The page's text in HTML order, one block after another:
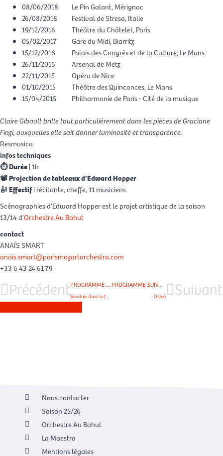
08/06/2018
Le Pin Galant, Mérignac
26/08/2018
Festival de Stresa, Italie
19/12/2016
Théâtre du Châtelet, Paris
05/02/2017
Gare du Midi, Biarritz
15/12/2016
Palais des Congrès et de la Culture, Le Mans
26/11/2016
Arsenal de Metz
22/11/2015
Opéra de Nice
01/10/2015
Théâtre des Quinconces, Le Mans
15/04/2015
Philharmonie de Paris - Cité de la musique
Claire Gibault brille tout particulièrement dans les pièces de Graciane
Finzi, auxquelles elle sait donner luminosité et transparence.
Resmusica
Graciane Finzi
infos techniques
⏱ Durée| 1h
📽 Projection de tableaux d’Edward Hopper
🎻 Effectif| récitante, cheffe, 11 musiciens
Scénographies d’Edward Hopper est le projet artistique de la saison
13/14 d’Orchestre Au Bahut
contact
ANAÏS SMART
anais.smart@parismozartorchestra.com
+33 6 43 24 61 79
Précédent PROGRAMME PRÉCÉDENT
Soudain dans la forêt profonde
PROGRAMME SUIVANT
Orfeo Suivant
Nous contacter
Saison 25/26
Orchestre Au Bahut
La Maestra
Mentions légales